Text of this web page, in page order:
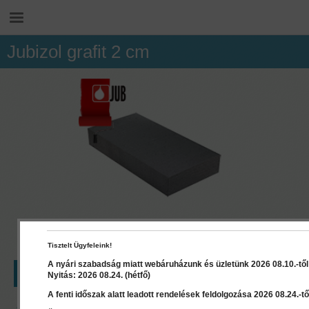
Jubizol grafit 2 cm
LEÍRÁS RÉSZLETEK
Tisztelt Ügyfeleink!
A nyári szabadság miatt webáruházunk és üzletünk 2026 08.10.-
Nyitás: 2026 08.24. (hétfő)
A fenti időszak alatt leadott rendelések feldolgozása 2026 08.24.-